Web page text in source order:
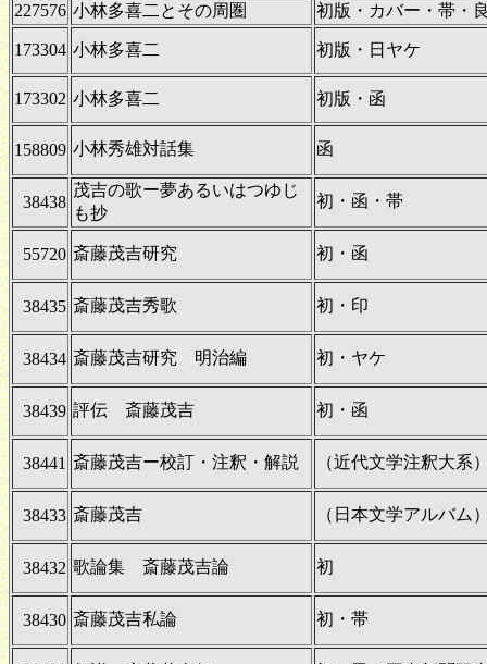
227576 小林多喜二とその周圏 初版・カバー・帯・
173304 小林多喜二 初版・日ヤケ
173302 小林多喜二 初版・函
158809 小林秀雄対話集 函
38438
茂吉の歌ー夢あるいはつゆじ
も抄
初・函・帯
55720 斎藤茂吉研究 初・函
38435 斎藤茂吉秀歌 初・印
38434 斎藤茂吉研究 明治編 初・ヤケ
38439 評伝 斎藤茂吉 初・函
38441 斎藤茂吉ー校訂・注釈・解説 （近代文学注釈大系
38433 斎藤茂吉 （日本文学アルバム
38432 歌論集 斎藤茂吉論 初
38430 斎藤茂吉私論 初・帯